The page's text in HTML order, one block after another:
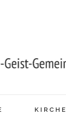
KIRCHE